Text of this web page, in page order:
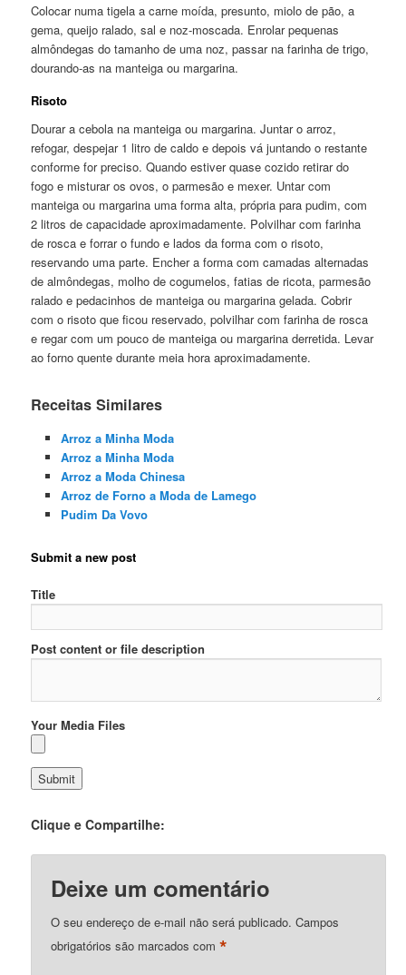
Colocar numa tigela a carne moída, presunto, miolo de pão, a
gema, queijo ralado, sal e noz-moscada. Enrolar pequenas
almôndegas do tamanho de uma noz, passar na farinha de trigo,
dourando-as na manteiga ou margarina.
Risoto
Dourar a cebola na manteiga ou margarina. Juntar o arroz,
refogar, despejar 1 litro de caldo e depois vá juntando o restante
conforme for preciso. Quando estiver quase cozido retirar do
fogo e misturar os ovos, o parmesão e mexer. Untar com
manteiga ou margarina uma forma alta, própria para pudim, com
2 litros de capacidade aproximadamente. Polvilhar com farinha
de rosca e forrar o fundo e lados da forma com o risoto,
reservando uma parte. Encher a forma com camadas alternadas
de almôndegas, molho de cogumelos, fatias de ricota, parmesão
ralado e pedacinhos de manteiga ou margarina gelada. Cobrir
com o risoto que ficou reservado, polvilhar com farinha de rosca
e regar com um pouco de manteiga ou margarina derretida. Levar
ao forno quente durante meia hora aproximadamente.
Receitas Similares
Arroz a Minha Moda
Arroz a Minha Moda
Arroz a Moda Chinesa
Arroz de Forno a Moda de Lamego
Pudim Da Vovo
Submit a new post
Title
Post content or file description
Your Media Files
Clique e Compartilhe:
Deixe um comentário
O seu endereço de e-mail não será publicado. Campos
obrigatórios são marcados com*